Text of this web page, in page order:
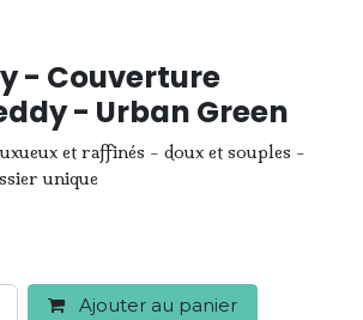
- Couverture
- Urban Green
et raffinés - doux et souples -
unique
Ajouter au panier